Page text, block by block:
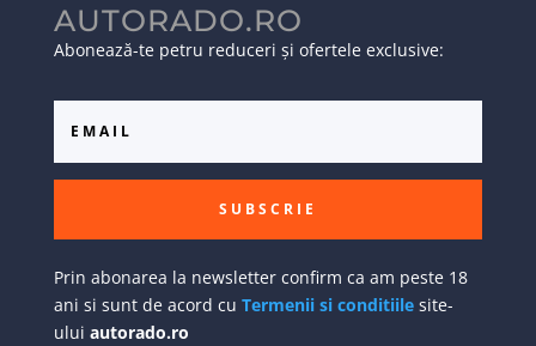
AUTORADO.RO
Abonează-te petru reduceri și ofertele exclusive:
SUBSCRIE
Prin abonarea la newsletter confirm ca am peste 18
ani si sunt de acord cu Termenii si conditiilesite-
ului autorado.ro